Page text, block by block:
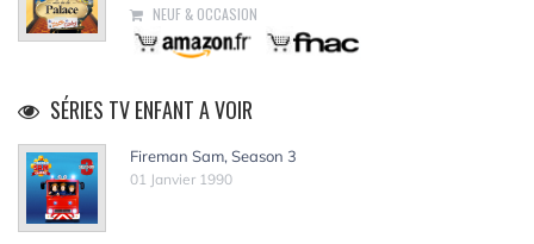
NEUF & OCCASION
SÉRIES TV ENFANT A VOIR
Fireman Sam, Season 3
01 Janvier 1990